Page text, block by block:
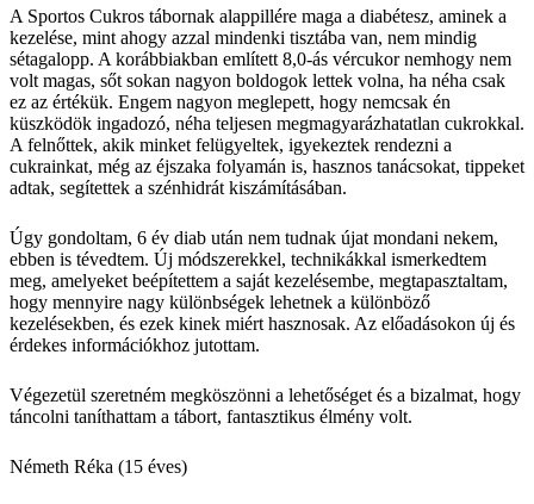
A Sportos Cukros tábornak alappillére maga a diabétesz, aminek a
kezelése, mint ahogy azzal mindenki tisztába van, nem mindig
sétagalopp. A korábbiakban említett 8,0-ás vércukor nemhogy nem
volt magas, sőt sokan nagyon boldogok lettek volna, ha néha csak
ez az értékük. Engem nagyon meglepett, hogy nemcsak én
küszködök ingadozó, néha teljesen megmagyarázhatatlan cukrokkal.
A felnőttek, akik minket felügyeltek, igyekeztek rendezni a
cukrainkat, még az éjszaka folyamán is, hasznos tanácsokat, tippeket
adtak, segítettek a szénhidrát kiszámításában.
Úgy gondoltam, 6 év diab után nem tudnak újat mondani nekem,
ebben is tévedtem. Új módszerekkel, technikákkal ismerkedtem
meg, amelyeket beépítettem a saját kezelésembe, megtapasztaltam,
hogy mennyire nagy különbségek lehetnek a különböző
kezelésekben, és ezek kinek miért hasznosak. Az előadásokon új és
érdekes információkhoz jutottam.
Végezetül szeretném megköszönni a lehetőséget és a bizalmat, hogy
táncolni taníthattam a tábort, fantasztikus élmény volt.
Németh Réka (15 éves)